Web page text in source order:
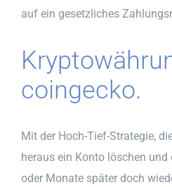
auf ein gesetzliches
coingecko.
Mit der Hoch-Tief-Strategie,
heraus ein Konto löschen und
oder Monate später doch